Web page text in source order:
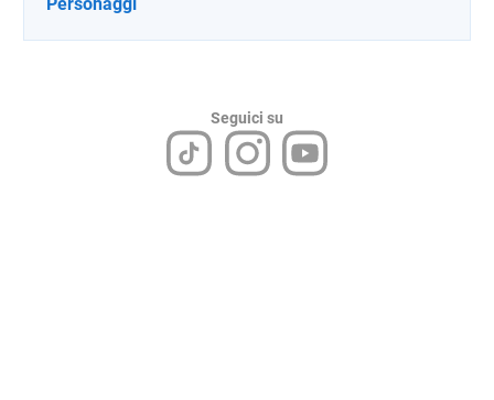
Seguici su